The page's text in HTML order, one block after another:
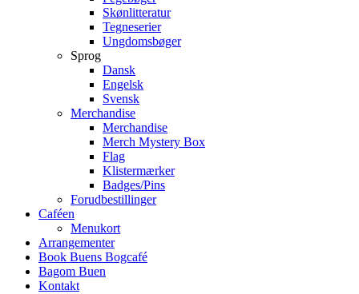
Skønlitteratur
Tegneserier
Ungdomsbøger
Sprog
Dansk
Engelsk
Svensk
Merchandise
Merchandise
Merch Mystery Box
Flag
Klistermærker
Badges/Pins
Forudbestillinger
Caféen
Menukort
Arrangementer
Book Buens Bogcafé
Bagom Buen
Kontakt